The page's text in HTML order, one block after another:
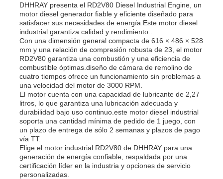
DHHRAY presenta el RD2V80 Diesel Industrial Engine, un
motor diesel generador fiable y eficiente diseñado para
satisfacer sus necesidades de energía.Este motor diesel
industrial garantiza calidad y rendimiento..
Con una dimensión general compacta de 616 × 486 × 528
mm y una relación de compresión robusta de 23, el motor
RD2V80 garantiza una combustión y una eficiencia de
combustible óptimas.diseño de cámara de remolino de
cuatro tiempos ofrece un funcionamiento sin problemas a
una velocidad del motor de 3000 RPM.
El motor cuenta con una capacidad de lubricante de 2,27
litros, lo que garantiza una lubricación adecuada y
durabilidad bajo uso continuo.este motor diesel industrial
soporta una cantidad mínima de pedido de 1 juego, con
un plazo de entrega de sólo 2 semanas y plazos de pago
vía TT.
Elige el motor industrial RD2V80 de DHHRAY para una
generación de energía confiable, respaldada por una
certificación líder en la industria y opciones de servicio
personalizadas.